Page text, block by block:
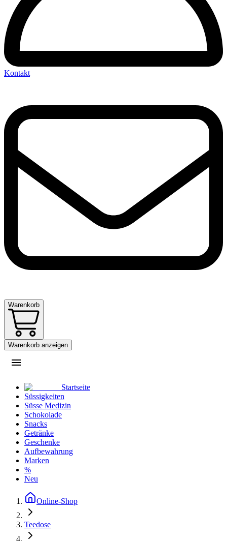
Kontakt
Warenkorb
Warenkorb anzeigen
Startseite
Süssigkeiten
Süsse Medizin
Schokolade
Snacks
Getränke
Geschenke
Aufbewahrung
Marken
%
Neu
Online-Shop
Teedose